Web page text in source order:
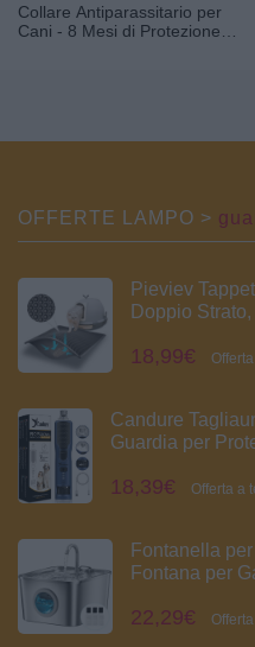
Collare Antiparassitario per
Cani - 8 Mesi di Protezione
OFFERTE LAMPO >
Pieviev
Doppio Strato,
tappeto con
18,99€
Candure
Guardia per
Navy)
18,39€ Offerta a
Fontanella
Fontana per
Fontanella
22,29€